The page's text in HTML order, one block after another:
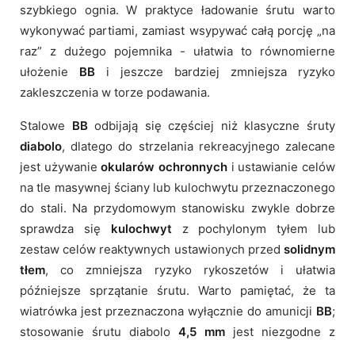
szybkiego ognia. W praktyce ładowanie śrutu warto
wykonywać partiami, zamiast wsypywać całą porcję „na
raz” z dużego pojemnika - ułatwia to równomierne
ułożenie BB i jeszcze bardziej zmniejsza ryzyko
zakleszczenia w torze podawania.
Stalowe BBodbijają się częściej niż klasyczne śruty
diabolo, dlatego do strzelania rekreacyjnego zalecane
jest używanieokularów ochronnych i ustawianie celów
na tle masywnej ściany lub kulochwytu przeznaczonego
do stali. Na przydomowym stanowisku zwykle dobrze
sprawdza się kulochwytz pochylonym tyłem lub
zestaw celów reaktywnych ustawionych przed solidnym
tłem, co zmniejsza ryzyko rykoszetów i ułatwia
późniejsze sprzątanie śrutu. Warto pamiętać, że ta
wiatrówka jest przeznaczona wyłącznie do amunicji BB;
stosowanie śrutu diabolo 4,5 mm jest niezgodne z